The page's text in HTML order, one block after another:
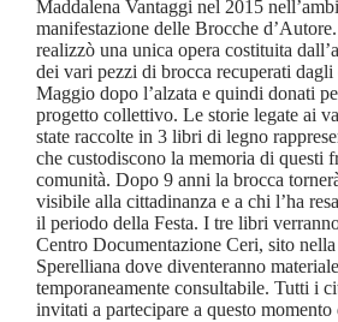
Maddalena Vantaggi nel 2015
manifestazione delle Brocche d’Autore.
realizzò una unica opera costituita
dei vari pezzi di brocca recuperati
Maggio dopo l’alzata e quindi donati
progetto collettivo. Le storie legate ai
state raccolte in 3 libri di legno
che custodiscono la memoria di questi
comunità. Dopo 9 anni la brocca
visibile alla cittadinanza e a chi l’ha
il periodo della Festa. I tre libri
Centro Documentazione Ceri, sito
Sperelliana dove diventeranno
temporaneamente consultabile. Tutti i
invitati a partecipare a questo momento